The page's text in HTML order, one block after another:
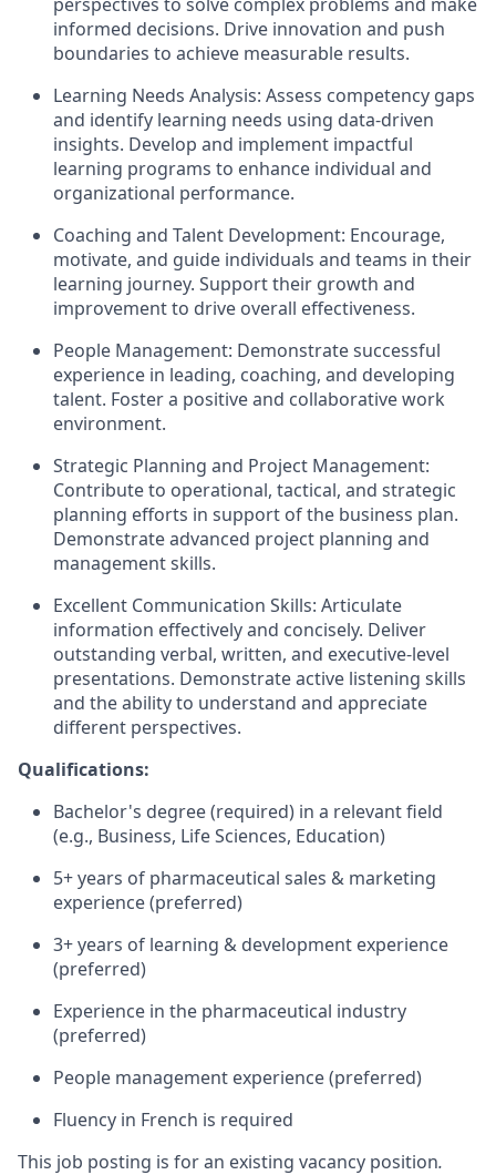
informed decisions. Drive innovation and push
boundaries to achieve measurable results.
Learning Needs Analysis: Assess competency gaps
and identify learning needs using data-driven
insights. Develop and implement impactful
learning programs to enhance individual and
organizational performance.
Coaching and Talent Development: Encourage,
motivate, and guide individuals and teams in their
learning journey. Support their growth and
improvement to drive overall effectiveness.
People Management: Demonstrate successful
experience in leading, coaching, and developing
talent. Foster a positive and collaborative work
environment.
Strategic Planning and Project Management:
Contribute to operational, tactical, and strategic
planning efforts in support of the business plan.
Demonstrate advanced project planning and
management skills.
Excellent Communication Skills: Articulate
information effectively and concisely. Deliver
outstanding verbal, written, and executive-level
presentations. Demonstrate active listening skills
and the ability to understand and appreciate
different perspectives.
Qualifications:
Bachelor's degree (required) in a relevant field
(e.g., Business, Life Sciences, Education)
5+ years of pharmaceutical sales & marketing
experience (preferred)
3+ years of learning & development experience
(preferred)
Experience in the pharmaceutical industry
(preferred)
People management experience (preferred)
Fluency in French is required
This job posting is for an existing vacancy position.